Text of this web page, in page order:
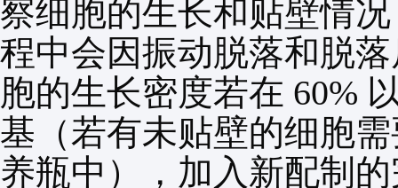
察细胞的生长和贴壁情
程中会因振动脱落和脱
胞的生长密度若在 60%
基（若有未贴壁的细胞
养瓶中），加入新配制